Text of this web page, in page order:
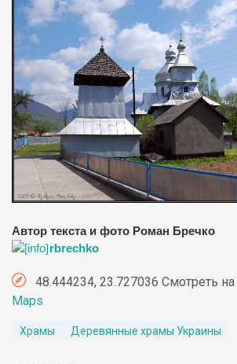
Автор текста и фото Роман Бречко
rbrechko
48.444234, 23.727036 Смотреть на
Maps
Храмы Деревянные храмы Украины